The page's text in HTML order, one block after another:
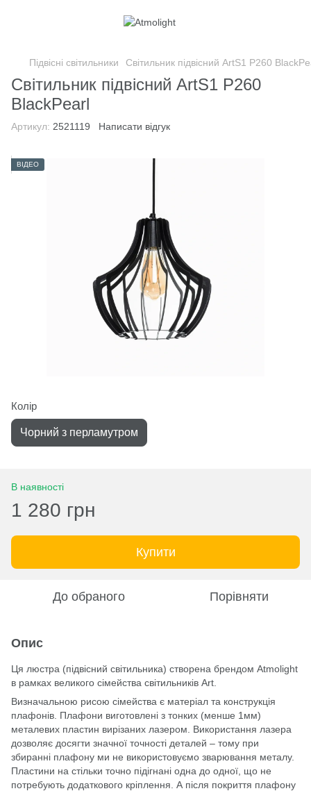
Підвісні світильники Світильник підвісний ArtS1 P260
Світильник підвісний ArtS1 P260
BlackPearl
Артикул: 2521119 Написати відгук
ВІДЕО
Колір
Чорний з перламутром
В наявності
1 280 грн
Купити
До обраного Порівняти
Опис
Ця люстра (підвісний світильника) створена брендом Atmolight
в рамках великого сімейства світильників Art.
Визначальною рисою сімейства є матеріал та конструкція
плафонів. Плафони виготовлені з тонких (менше 1мм)
металевих пластин вирізаних лазером. Використання лазера
дозволяє досягти значної точності деталей – тому при
збиранні плафону ми не використовуємо зварювання металу.
Пластини на стільки точно підігнані одна до одної, що не
потребують додаткового кріплення. А після покриття плафону